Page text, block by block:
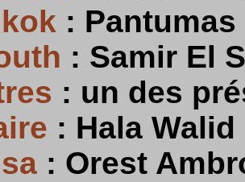
:
: Samir El
: un des
: Hala
: Orest